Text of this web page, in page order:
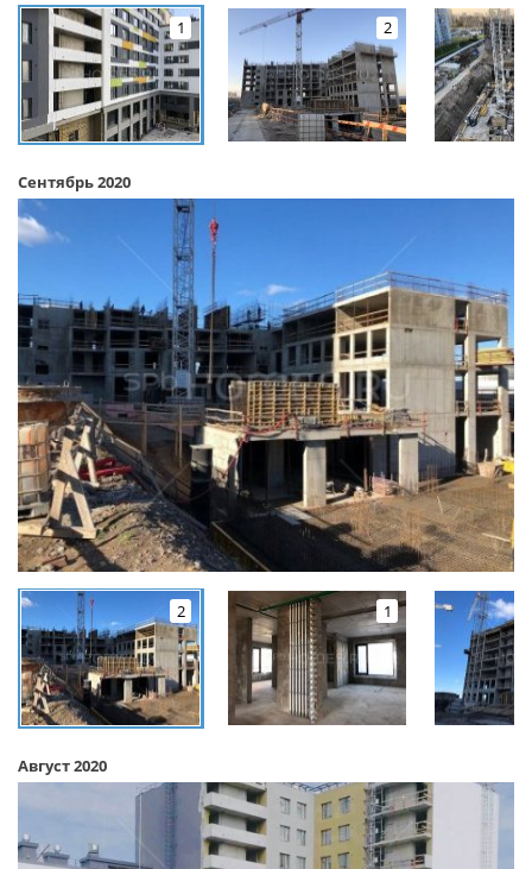
1 2
Сентябрь 2020
2 1
Август 2020